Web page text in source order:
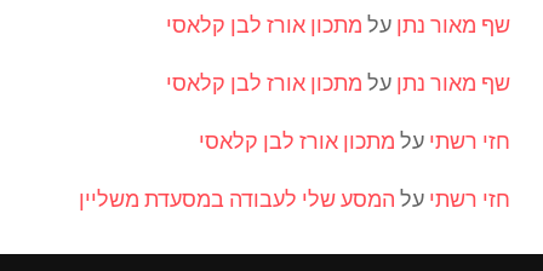
שף מאור נתן על מתכון אורז לבן קלאסי
שף מאור נתן על מתכון אורז לבן קלאסי
חזי רשתי על מתכון אורז לבן קלאסי
חזי רשתי על המסע שלי לעבודה במסעדת משליין